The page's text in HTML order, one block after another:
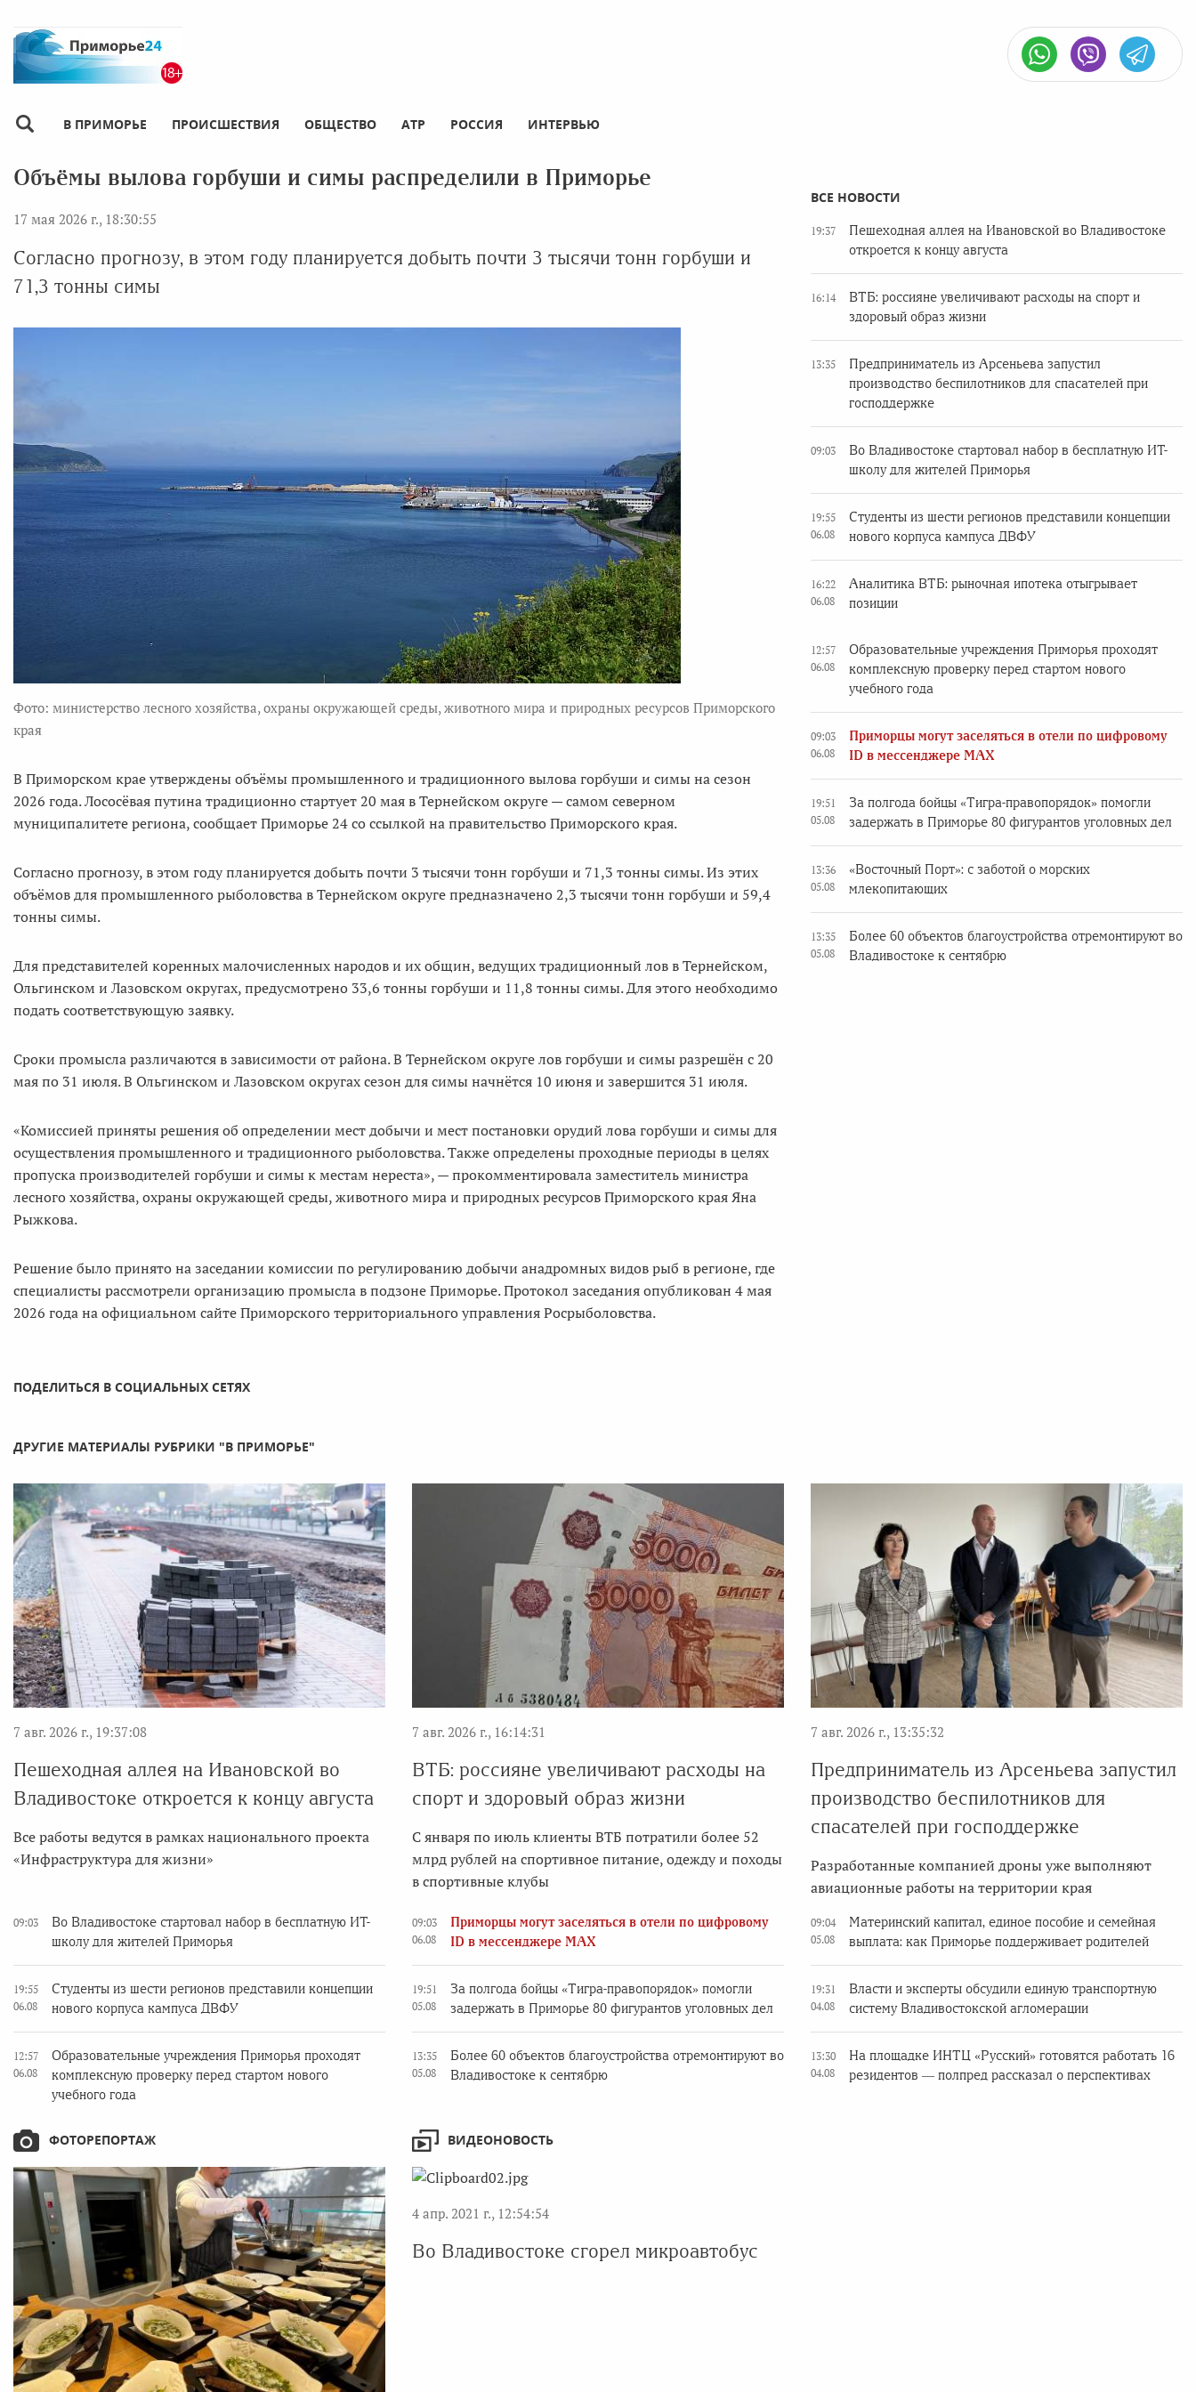
В ПРИМОРЬЕ ПРОИСШЕСТВИЯ ОБЩЕСТВО АТР РОССИЯ ИНТЕРВЬЮ
Объёмы вылова горбуши и симы распределили в Приморье
17 мая 2026 г., 18:30:55
Согласно прогнозу, в этом году планируется добыть почти 3 тысячи тонн горбуши и
71,3 тонны симы
Фото: министерство лесного хозяйства, охраны окружающей среды, животного мира и природных ресурсов Приморского
края
В Приморском крае утверждены объёмы промышленного и традиционного вылова горбуши и симы на сезон
2026 года. Лососёвая путина традиционно стартует 20 мая в Тернейском округе — самом северном
муниципалитете региона, сообщает Приморье 24 со ссылкой на правительство Приморского края.
Согласно прогнозу, в этом году планируется добыть почти 3 тысячи тонн горбуши и 71,3 тонны симы. Из этих
объёмов для промышленного рыболовства в Тернейском округе предназначено 2,3 тысячи тонн горбуши и 59,4
тонны симы.
Для представителей коренных малочисленных народов и их общин, ведущих традиционный лов в Тернейском,
Ольгинском и Лазовском округах, предусмотрено 33,6 тонны горбуши и 11,8 тонны симы. Для этого необходимо
подать соответствующую заявку.
Сроки промысла различаются в зависимости от района. В Тернейском округе лов горбуши и симы разрешён с 20
мая по 31 июля. В Ольгинском и Лазовском округах сезон для симы начнётся 10 июня и завершится 31 июля.
«Комиссией приняты решения об определении мест добычи и мест постановки орудий лова горбуши и симы для
осуществления промышленного и традиционного рыболовства. Также определены проходные периоды в целях
пропуска производителей горбуши и симы к местам нереста», — прокомментировала заместитель министра
лесного хозяйства, охраны окружающей среды, животного мира и природных ресурсов Приморского края Яна
Рыжкова.
Решение было принято на заседании комиссии по регулированию добычи анадромных видов рыб в регионе, где
специалисты рассмотрели организацию промысла в подзоне Приморье. Протокол заседания опубликован 4 мая
2026 года на официальном сайте Приморского территориального управления Росрыболовства.
ПОДЕЛИТЬСЯ В СОЦИАЛЬНЫХ СЕТЯХ
ВСЕ НОВОСТИ
19:37
Пешеходная аллея на Ивановской во Владивостоке
откроется к концу августа
16:14
ВТБ: россияне увеличивают расходы на спорт и
здоровый образ жизни
13:35
Предприниматель из Арсеньева запустил
производство беспилотников для спасателей при
господдержке
09:03
Во Владивостоке стартовал набор в бесплатную ИТ-
школу для жителей Приморья
19:55
06.08
Студенты из шести регионов представили концепции
нового корпуса кампуса ДВФУ
16:22
06.08
Аналитика ВТБ: рыночная ипотека отыгрывает
позиции
12:57
06.08
Образовательные учреждения Приморья проходят
комплексную проверку перед стартом нового
учебного года
09:03
06.08
Приморцы могут заселяться в отели по цифровому
ID в мессенджере MAX
19:51
05.08
За полгода бойцы «Тигра-правопорядок» помогли
задержать в Приморье 80 фигурантов уголовных дел
13:36
05.08
«Восточный Порт»: с заботой о морских
млекопитающих
13:35
05.08
Более 60 объектов благоустройства отремонтируют во
Владивостоке к сентябрю
ДРУГИЕ МАТЕРИАЛЫ РУБРИКИ "В ПРИМОРЬЕ"
7 авг. 2026 г., 19:37:08
Пешеходная аллея на Ивановской во
Владивостоке откроется к концу августа
Все работы ведутся в рамках национального проекта
«Инфраструктура для жизни»
7 авг. 2026 г., 16:14:31
ВТБ: россияне увеличивают расходы на
спорт и здоровый образ жизни
С января по июль клиенты ВТБ потратили более 52
млрд рублей на спортивное питание, одежду и походы
в спортивные клубы
7 авг. 2026 г., 13:35:32
Предприниматель из Арсеньева запустил
производство беспилотников для
спасателей при господдержке
Разработанные компанией дроны уже выполняют
авиационные работы на территории края
09:03
Во Владивостоке стартовал набор в бесплатную ИТ-
школу для жителей Приморья
19:55
06.08
Студенты из шести регионов представили концепции
нового корпуса кампуса ДВФУ
12:57
06.08
Образовательные учреждения Приморья проходят
комплексную проверку перед стартом нового
учебного года
09:03
06.08
Приморцы могут заселяться в отели по цифровому
ID в мессенджере MAX
19:51
05.08
За полгода бойцы «Тигра-правопорядок» помогли
задержать в Приморье 80 фигурантов уголовных дел
13:35
05.08
Более 60 объектов благоустройства отремонтируют во
Владивостоке к сентябрю
09:04
05.08
Материнский капитал, единое пособие и семейная
выплата: как Приморье поддерживает родителей
19:31
04.08
Власти и эксперты обсудили единую транспортную
систему Владивостокской агломерации
13:30
04.08
На площадке ИНТЦ «Русский» готовятся работать 16
резидентов — полпред рассказал о перспективах
ФОТОРЕПОРТАЖ ВИДЕОНОВОСТЬ
4 апр. 2021 г., 12:54:54
Во Владивостоке сгорел микроавтобус